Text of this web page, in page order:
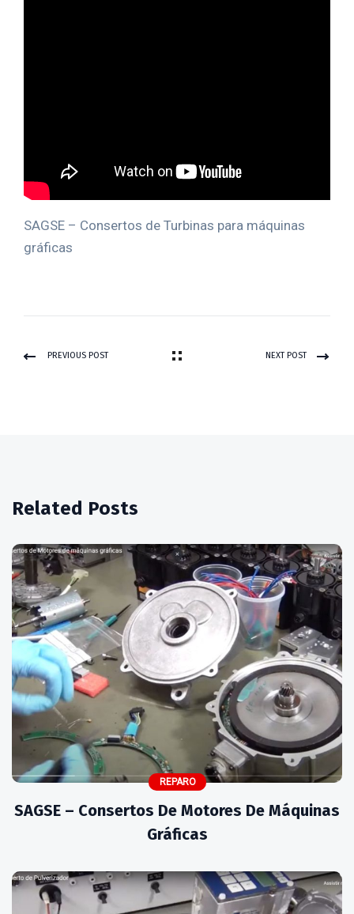
SAGSE – Consertos de Turbinas para máquinas
gráficas
PREVIOUS POST NEXT POST
Related Posts
REPARO
SAGSE – Consertos De Motores De Máquinas
Gráficas